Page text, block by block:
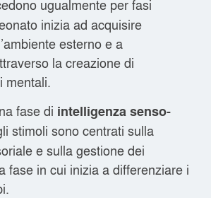
ugualmente per fasi
inizia ad acquisire
esterno e a
la creazione di
mentali.
fase di intelligenza senso-
stimoli sono centrati sulla
e sulla gestione dei
fase in cui inizia a differenziare i